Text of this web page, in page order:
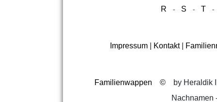
R
- S - T
Impressum| Kontakt|
Familienwappen © by Heraldik
Nachnamen